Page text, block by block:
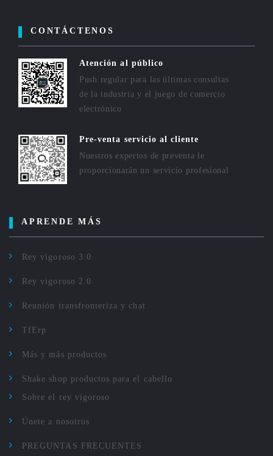
CONTÁCTENOS
Atención al público
Push regular para las últimas consultas
de la industria y el juego de comercio
electrónico
Pre-venta servicio al cliente
Nuestros expertos de preventa le
proporcionarán un servicio profesional
APRENDE MÁS
Rey vigoroso 3.0
Rey vigoroso 2.0
Reunión transfronteriza y chat
TfErp
Más y más productos
Shake shop productos para el cabello
Sobre el rey vigoroso
Únete a nosotros
PREGUNTAS FRECUENTES